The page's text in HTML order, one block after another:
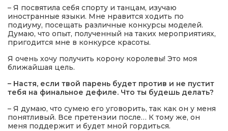
– Я посвятила себя спорту и танцам, изучаю
иностранные языки. Мне нравится ходить по
подиуму, посещать различные конкурсы моделей.
Думаю, что опыт, полученный на таких мероприятиях,
пригодится мне в конкурсе красоты.
Я очень хочу получить корону королевы! Это моя
ближайшая цель.
– Настя, если твой парень будет против и не пустит
тебя на финальное дефиле. Что ты будешь делать?
– Я думаю, что сумею его уговорить, так как он у меня
понятливый. Все претензии после… К тому же, он
меня поддержит и будет мной гордиться.